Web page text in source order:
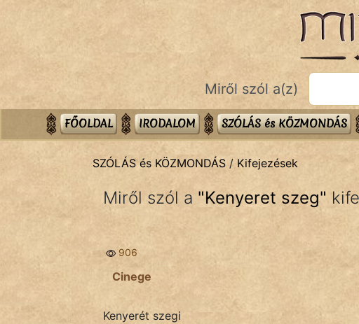
Bibliai
Közmondások
Szóláscsoportok
Miről szól a(z)
FŐOLDAL IRODALOM SZÓLÁS és KÖZMONDÁS
SZÓLÁS és KÖZMONDÁS / Kifejezések
Miről szól a "Kenyeret szeg"
906
Cinege
Kenyerét szegi